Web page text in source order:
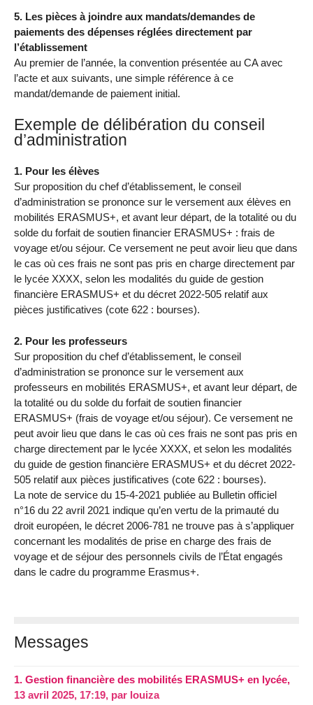
5. Les pièces à joindre aux mandats/demandes de
paiements des dépenses réglées directement par
l’établissement
Au premier de l’année, la convention présentée au CA avec
l’acte et aux suivants, une simple référence à ce
mandat/demande de paiement initial.
Exemple de délibération du conseil
d’administration
1. Pour les élèves
Sur proposition du chef d’établissement, le conseil
d’administration se prononce sur le versement aux élèves en
mobilités ERASMUS+, et avant leur départ, de la totalité ou du
solde du forfait de soutien financier ERASMUS+ : frais de
voyage et/ou séjour. Ce versement ne peut avoir lieu que dans
le cas où ces frais ne sont pas pris en charge directement par
le lycée XXXX, selon les modalités du guide de gestion
financière ERASMUS+ et du décret 2022-505 relatif aux
pièces justificatives (cote 622 : bourses).
2. Pour les professeurs
Sur proposition du chef d’établissement, le conseil
d’administration se prononce sur le versement aux
professeurs en mobilités ERASMUS+, et avant leur départ, de
la totalité ou du solde du forfait de soutien financier
ERASMUS+ (frais de voyage et/ou séjour). Ce versement ne
peut avoir lieu que dans le cas où ces frais ne sont pas pris en
charge directement par le lycée XXXX, et selon les modalités
du guide de gestion financière ERASMUS+ et du décret 2022-
505 relatif aux pièces justificatives (cote 622 : bourses).
La note de service du 15-4-2021 publiée au Bulletin officiel
n°16 du 22 avril 2021 indique qu’en vertu de la primauté du
droit européen, le décret 2006-781 ne trouve pas à s’appliquer
concernant les modalités de prise en charge des frais de
voyage et de séjour des personnels civils de l’État engagés
dans le cadre du programme Erasmus+.
Messages
1. Gestion financière des mobilités ERASMUS+ en lycée,
13 avril 2025, 17:19, par louiza